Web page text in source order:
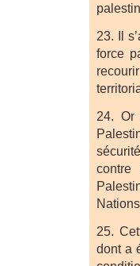
23. Il
force
24. Or
contre
25.
dont a